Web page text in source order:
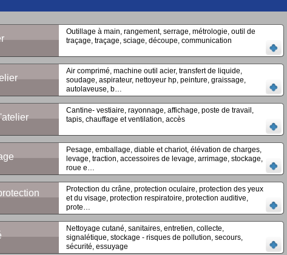
Outillage à main, rangement, serrage, métrologie, outil de
traçage, traçage, sciage, découpe, communication
Air comprimé, machine outil acier, transfert de liquide,
soudage, aspirateur, nettoyeur hp, peinture, graissage,
autolaveuse, b…
Cantine- vestiaire, rayonnage, affichage, poste de travail,
tapis, chauffage et ventilation, accès
Pesage, emballage, diable et chariot, élévation de charges,
levage, traction, accessoires de levage, arrimage, stockage,
roue e…
Protection du crâne, protection oculaire, protection des yeux
et du visage, protection respiratoire, protection auditive,
prote…
Nettoyage cutané, sanitaires, entretien, collecte,
signalétique, stockage - risques de pollution, secours,
sécurité, essuyage